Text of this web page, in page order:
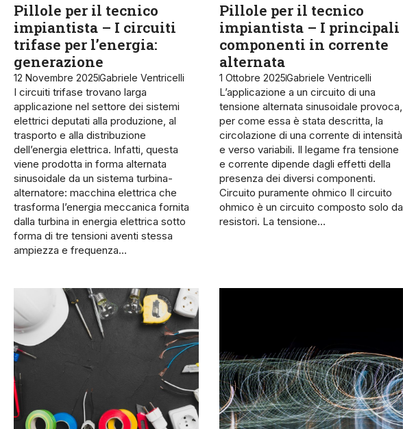
Pillole per il tecnico
impiantista – I circuiti
trifase per l’energia:
generazione
12 Novembre 2025Gabriele Ventricelli
I circuiti trifase trovano larga
applicazione nel settore dei sistemi
elettrici deputati alla produzione, al
trasporto e alla distribuzione
dell’energia elettrica. Infatti, questa
viene prodotta in forma alternata
sinusoidale da un sistema turbina-
alternatore: macchina elettrica che
trasforma l’energia meccanica fornita
dalla turbina in energia elettrica sotto
forma di tre tensioni aventi stessa
ampiezza e frequenza…
Pillole per il tecnico
impiantista – I principali
componenti in corrente
alternata
1 Ottobre 2025Gabriele Ventricelli
L’applicazione a un circuito di una
tensione alternata sinusoidale provoca,
per come essa è stata descritta, la
circolazione di una corrente di intensità
e verso variabili. Il legame fra tensione
e corrente dipende dagli effetti della
presenza dei diversi componenti.
Circuito puramente ohmico Il circuito
ohmico è un circuito composto solo da
resistori. La tensione…